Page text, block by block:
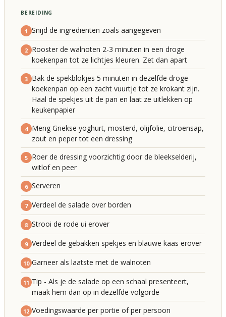
BEREIDING
1 Snijd de ingrediënten zoals aangegeven
2 Rooster de walnoten 2-3 minuten in een droge
koekenpan tot ze lichtjes kleuren. Zet dan apart
3 Bak de spekblokjes 5 minuten in dezelfde droge
koekenpan op een zacht vuurtje tot ze krokant zijn.
Haal de spekjes uit de pan en laat ze uitlekken op
keukenpapier
4 Meng Griekse yoghurt, mosterd, olijfolie, citroensap,
zout en peper tot een dressing
5 Roer de dressing voorzichtig door de bleekselderij,
witlof en peer
6 Serveren
7 Verdeel de salade over borden
8 Strooi de rode ui erover
9 Verdeel de gebakken spekjes en blauwe kaas erover
10 Garneer als laatste met de walnoten
11 Tip - Als je de salade op een schaal presenteert,
maak hem dan op in dezelfde volgorde
12 Voedingswaarde per portie of per persoon